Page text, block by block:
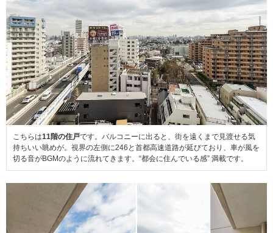
こちらは11階の住戸です。バルコニーに出ると、街を遠くまで見渡せる気
持ちいい眺めが。視界の左側に246と首都高速道路が延びており、車が風を
切る音がBGMのように流れてきます。“都会に住んでいる感” 満載です。